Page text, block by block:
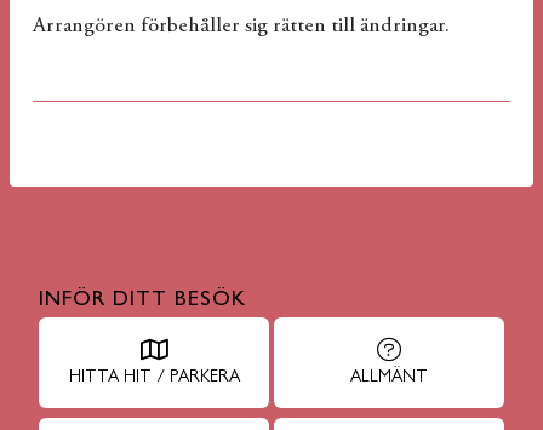
Arrangören förbehåller sig rätten till ändringar.
INFÖR DITT BESÖK
HITTA HIT / PARKERA ALLMÄNT